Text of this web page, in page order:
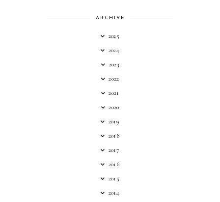
ARCHIVE
2025
2024
2023
2022
2021
2020
2019
2018
2017
2016
2015
2014